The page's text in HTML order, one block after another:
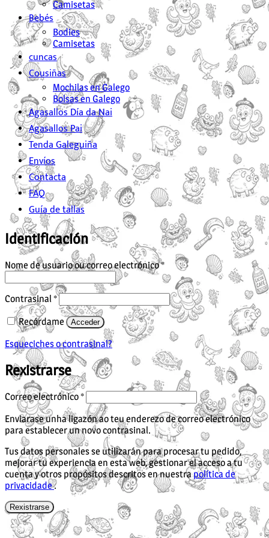
Camisetas
Bebés
Bodies
Camisetas
cuncas
Cousiñas
Mochilas en Galego
Bolsas en Galego
Agasallos Día da Nai
Agasallos Pai
Tenda Galeguiña
Envíos
Contacta
FAQ
Guía de tallas
Identificación
Nome de usuario ou correo electrónico*Obrigatorio
Contrasinal *Obrigatorio
Recórdame Acceder
Esqueciches o contrasinal?
Rexistrarse
Correo electrónico*Obrigatorio
Enviarase unha ligazón ao teu enderezo de correo electrónico
para establecer un novo contrasinal.
Tus datos personales se utilizarán para procesar tu pedido,
mejorar tu experiencia en esta web, gestionar el acceso a tu
cuenta y otros propósitos descritos en nuestrapolítica de
privacidade.
Rexistrarse